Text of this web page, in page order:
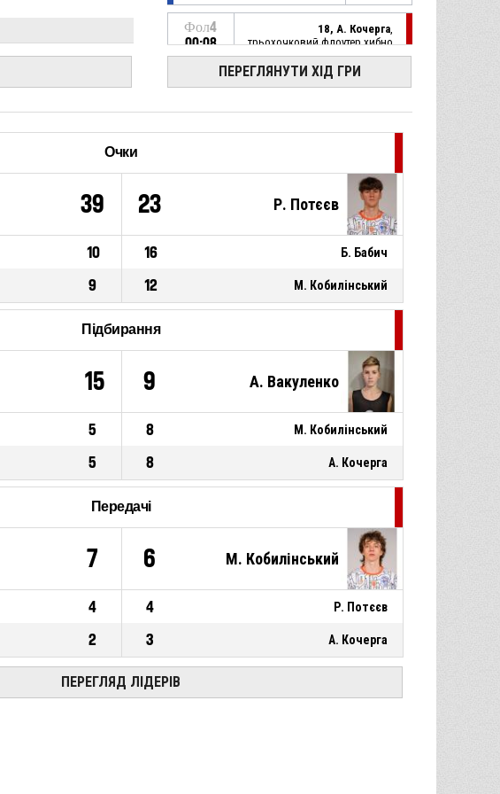
6
Фол4
00:08
18, А. Кочерга,
трьохочковий флоутер хибно
8, О. Юзефчик, вийшов на
Фол4
, отримав фол
на собі
Фол4
00:11
00:11
повний тайм-аут
26, Н. Руслов,
00:13
ПЕРЕГЛЯНУТИ ХІД ГРИ
Очки
39 23 Р. Потєєв
10 16 Б. Бабич
9 12 М. Кобилінський
Підбирання
15 9 А. Вакуленко
5 8 М. Кобилінський
5 8 А. Кочерга
Передачі
7 6 М. Кобилінський
4 4 Р. Потєєв
2 3 А. Кочерга
ПЕРЕГЛЯД ЛІДЕРІВ